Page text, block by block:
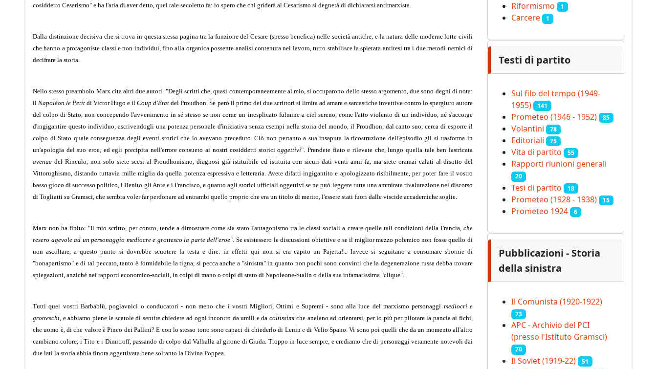
cosiddetto Cesarismo" e ha l'aria di aver detto, quel tale secoletto fa: io spero che chi griderà al Cesarismo si degnerà di dichiararsi antimarxista.
Dalla distinzione decisiva che si trova in questa stessa pagina tra la funzione del Cesare (spesso benefica) nelle società antiche, e la natura delle moderne lotte civili
che hanno a protagoniste classi e non individui, fino alla organica possente analisi contenuta nel lavoro, tutto stabilisce la spietata antitesi tra i due metodi nemici di
decifrare la storia.
Nello stesso preambolo Marx cita altri due autori. "Degli scritti che, quasi contemporaneamente al mio, si occuparono dello stesso argomento, due sono degni di nota:
il Napoléon le Petit di Victor Hugo e ilCoup d'Etat del Proudhon. Se però il primo dei due scrittori si limita ad amare e sarcastiche invettive contro lo spergiuro autore
del colpo di Stato, non concependo l'avvenimento in sé stesso se non come un inesplicato fulmine a ciel sereno, come l'atto violento di un individuo, né s'accorge
d'ingigantire questo individuo, ascrivendogli una potenza personale d'iniziativa senza esempi nella storia del mondo, il Proudhon, dal canto suo, cerca di esporre il
colpo di Stato quale conseguenza degli eventi storici che lo avevano preceduto. Ciò non pertanto a sua insaputa la ricostruzione dell'episodio gli si trasforma in
un'apologia del suo eroe, ed egli precipita nell'errore consueto ai nostri cosiddetti storicioggettivi". Prendete fiato e rilevate che, lungo quella tale ben lastricata
avenue del Rinculo, non solo siete scesi al Proudhonismo, diagnosi già istituibile ed istituita con sicuri dati venti anni fa, ma siete oramai calati al disotto del
Vittorughismo, distando tuttavia mille miglia da quella potenza espressiva e letteraria. Avete difatti ingigantito e apologizzato risibilmente, per poter fare il vostro
basso gioco di successo politico, i Benito gli Ante e i Francisco, e quanto agli storici ufficiali oggettivi se ne può leggere tutta una ammirata rivalutazione nel discorso
di Togliatti su Gramsci, che sembra voler far perdonare ad entrambi quello proprio che era un titolo di merito, l'essere stati fuori dalle viscide accademiche soglie.
Marx non ha finito: "Il mio scritto, per contro, tende a dimostrare come sia stato l'antagonismo tra le classi sociali a creare quelle tali condizioni della Francia, che
resero agevole ad un personaggio mediocre e grottesco la parte dell'eroe". Se esistessero le discussioni obiettive e se il miglior mezzo polemico non fosse quello di
non ascoltare, a questo punto si dovrebbe scuotere la testa e dire: in effetti qui non si era capito un Pajetta!... Invece si seguitano a consumare sbornie di
"bonapartismo" e di tal peccato, tanto è formidabile la tigna, si pecca anche a "sinistra" in quanto non pochi sono convinti che la degenerazione russa debba trovare
spiegazioni, anziché nei rapporti economico-sociali, in colpi di mano o colpi di stato di Napoleone-Stalin o della sua infamatissima "clique".
Tutti quei vostri Barbablù, poglavnici o conducatori - non meno che i vostri Migliori, Ottimi e Supremi - sono alla luce del marxismo personaggi mediocri e
grotteschi , e abbiamo piene le scatole di sentire chiedere ad ogni incontro da umili e da coltissimiche anelano ad orientarsi, per lo più per pilotare la pancia ai fichi,
che uomo è, di che valore è Pinco dei Pallini? E con lo stesso tono sono capaci di chiederlo di Lenin e di Velio Spano. Vi sono poi quelli che da un momento all'altro
cambiano colore, i Tito e i Dimitroff, passando di colpo dal Valhalla al girone di Giuda. Troppo in luce sempre, e crediamo che di personaggi veramente notevoli dai
due lati la storia abbia finora aggettivata bene soltanto la Divina Poppea.
Riformismo 1
Carcere 1
Testi di partito
Sul filo del tempo (1949-
1955)
141
Prometeo (1946 - 1952) 85
Volantini 78
Editoriali 75
Vita di partito 55
Rapporti riunioni generali
20
Tesi di partito 18
Prometeo (1928 - 1938) 15
Prometeo 1924 6
Pubblicazioni - Storia
della sinistra
Il Comunista (1920-1922)
73
APC - Archivio del PCI
(presso l'Istituto Gramsci)
70
Il Soviet (1919‑22) 51